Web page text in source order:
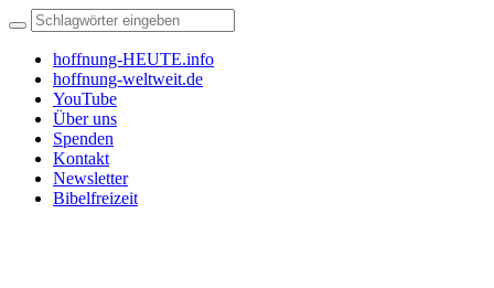
hoffnung-HEUTE.info
hoffnung-weltweit.de
YouTube
Über uns
Spenden
Kontakt
Newsletter
Bibelfreizeit